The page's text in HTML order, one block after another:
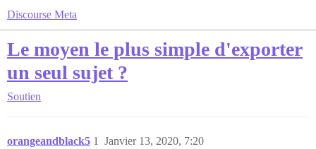
Discourse Meta
Le moyen le plus simple d'exporter
un seul sujet ?
Soutien
orangeandblack5 Janvier 13, 2020, 7:20
1